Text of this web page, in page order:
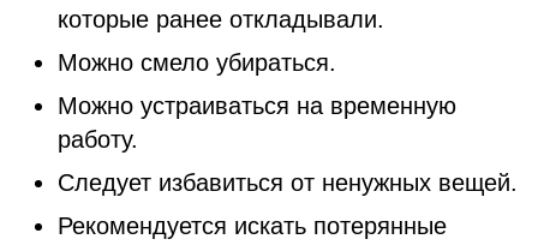
которые ранее откладывали.
Можно смело убираться.
Можно устраиваться на временную
работу.
Следует избавиться от ненужных вещей.
Рекомендуется искать потерянные